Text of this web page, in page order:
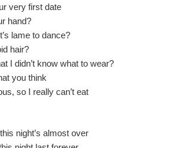
very first date
hand?
lame to dance?
hair?
I didn’t know what to wear?
you think
so I really can’t eat
night’s almost over